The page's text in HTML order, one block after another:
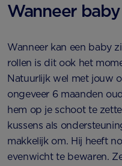
Wanneer
Wanneer kan een baby
rollen is dit ook het
Natuurlijk wel met jouw
ongeveer 6 maanden
hem op je schoot te
kussens als
makkelijk om. Hij heeft
evenwicht te bewaren.